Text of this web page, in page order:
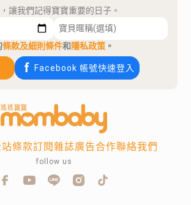
讓我們記得寶寶重要的日子。
條款及細則條件和隱私政策 。
Facebook 帳號快速登入
條款訂閱雜誌廣告合作聯絡我們
follow us